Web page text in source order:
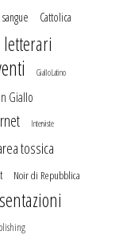
Cattolica
letterari
GialloLatino
Giallo
Interviste
tossica
Noir di Repubblica